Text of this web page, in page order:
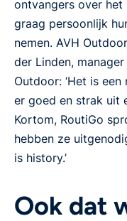
ontvangers over het
graag persoonlijk
nemen. AVH
der Linden,
Outdoor: ‘Het is
er goed en strak uit
Kortom, RoutiGo
hebben ze
is history.’
Ook dat